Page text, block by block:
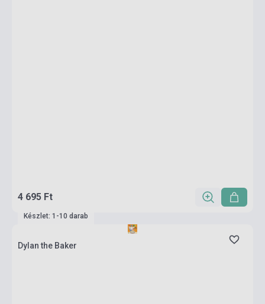
4 695 Ft
Készlet: 1-10 darab
Dylan the Baker